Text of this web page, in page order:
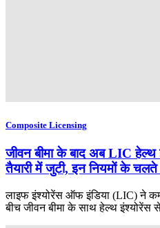
Composite Licensing
जीवन बीमा के बाद अब LIC
तैयारी में जुटी, इन नियमों के
लाइफ इंश्योरेंस ऑफ इंडिया (LIC) ने
बीच जीवन बीमा के साथ हेल्थ इंश्योरेंस